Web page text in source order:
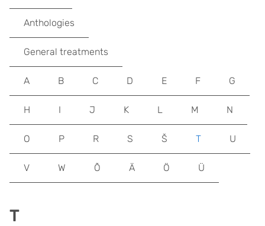
T
Anthologies
General treatments
A B C D E F G
H I J K L M N
O P R S Š T U
V W Õ Ä Ö Ü